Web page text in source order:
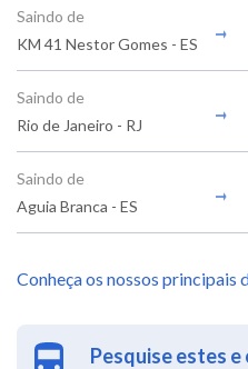
Saindo de
KM 41 Nestor Gomes - ES
Saindo de
Rio de Janeiro - RJ
Saindo de
Aguia Branca - ES
Conheça os nossos principais
Pesquise estes